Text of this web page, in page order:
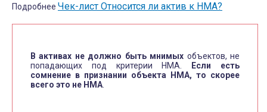
Подробнее Чек-лист Относится ли актив к НМА?
Вактивах не должно быть мнимых объектов, не
попадающих под критерии НМА.
Если есть
сомнение в признании объекта НМА, то скорее
всего это не НМА